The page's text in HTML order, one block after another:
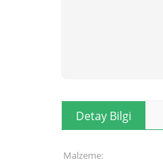
Detay Bilgi
Malzeme: